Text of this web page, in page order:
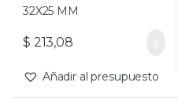
$ 213,08
Añadir al presupuesto